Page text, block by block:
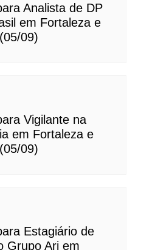
Analista de DP
em Fortaleza e
09)
Vigilante na
em Fortaleza e
09)
Estagiário de
Grupo Ari em